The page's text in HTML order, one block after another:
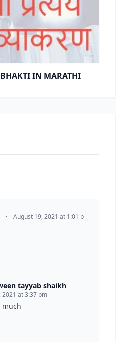
IN MARATHI
•
August 19, 2021 at 1:01 p
tayyab shaikh
2021 at 3:37 pm
much